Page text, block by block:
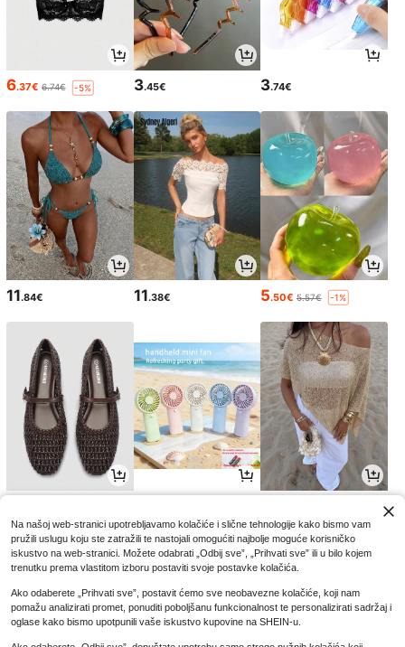
6.37€ 6.74€ -5% 3.45€ 3.74€
11.84€ 11.38€ 5.50€ 5.57€ -1%
Na našoj web-stranici upotrebljavamo kolačiće i slične tehnologije kako bismo vam
pružili uslugu koju ste zatražili te nastojali omogućiti najbolje moguće korisničko
iskustvo na web-stranici. Možete odabrati „Odbij sve”, „Prihvati sve” ili u bilo kojem
trenutku prema vlastitom izboru postaviti svoje postavke kolačića.
Ako odaberete „Prihvati sve”, postavit ćemo sve neobavezne kolačiće, koji nam
pomažu analizirati promet, ponuditi poboljšanu funkcionalnost te personalizirati sadržaj i
oglase kako bismo upotpunili vaše iskustvo kupovine na SHEIN-u.